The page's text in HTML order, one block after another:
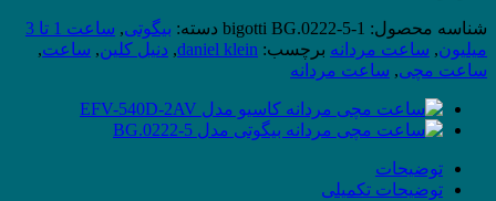
شناسه محصول: bigotti BG.0222-5-1 دسته: بیگوتی,
ساعت 1 تا 3
میلیون, ساعت مردانه برچسب: daniel klein
, دنیل کلین, ساعت,
ساعت مچی, ساعت مردانه
توضیحات
توضیحات تکمیلی